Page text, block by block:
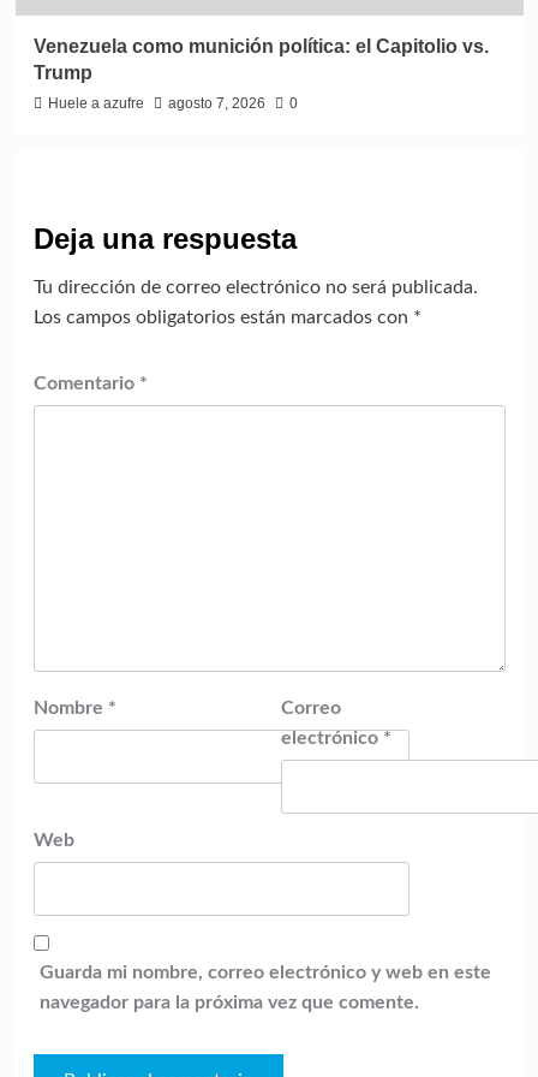
Venezuela como munición política: el Capitolio vs.
Trump
Huele a azufre agosto 7, 2026 0
Deja una respuesta
Tu dirección de correo electrónico no será publicada.
Los campos obligatorios están marcados con *
Comentario *
Nombre *
Correo
electrónico *
Web
Guarda mi nombre, correo electrónico y web en este
navegador para la próxima vez que comente.